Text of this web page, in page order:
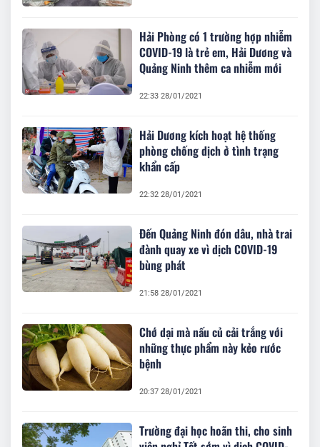
Hải Phòng có 1 trường hợp nhiễm
COVID-19 là trẻ em, Hải Dương và
Quảng Ninh thêm ca nhiễm mới
22:33 28/01/2021
Hải Dương kích hoạt hệ thống
phòng chống dịch ở tình trạng
khẩn cấp
22:32 28/01/2021
Đến Quảng Ninh đón dâu, nhà trai
đành quay xe vì dịch COVID-19
bùng phát
21:58 28/01/2021
Chớ dại mà nấu củ cải trắng với
những thực phẩm này kẻo rước
bệnh
20:37 28/01/2021
Trường đại học hoãn thi, cho sinh